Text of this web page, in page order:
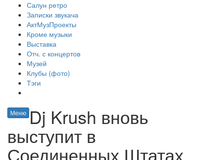
Салун ретро
Записки звукача
АктМузПроекты
Кроме музыки
Выставка
Отч. с концертов
Музей
Клубы (фото)
Тэги
Меню Dj Krush вновь
выступит в
Соединенных Штатах